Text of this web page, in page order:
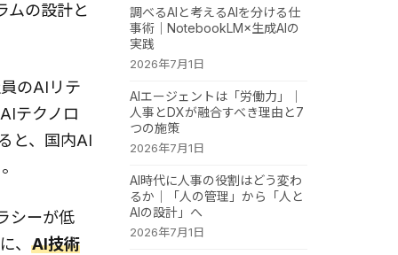
ムの設計と
のAIリテ
テクノロ
と、国内AI
シーが低
、 AI技術
調べるAIと考えるAIを分ける仕
事術｜NotebookLM×生成AIの
実践
2026年7月1日
AIエージェントは「労働力」｜
人事とDXが融合すべき理由と7
つの施策
2026年7月1日
AI時代に人事の役割はどう変わ
るか｜「人の管理」から「人と
AIの設計」へ
2026年7月1日